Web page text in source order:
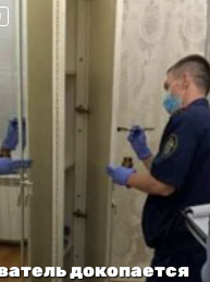
докопается